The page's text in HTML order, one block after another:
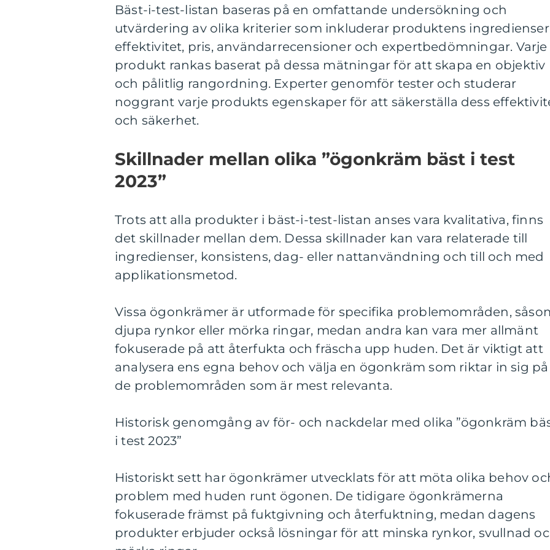
Bäst-i-test-listan baseras på en omfattande undersökning och
utvärdering av olika kriterier som inkluderar produktens
effektivitet, pris, användarrecensioner och expertbedömningar. Varje
produkt rankas baserat på dessa mätningar för att skapa en objektiv
och pålitlig rangordning. Experter genomför tester och studerar
noggrant varje produkts egenskaper för att säkerställa dess
och säkerhet.
Skillnader mellan olika ”ögonkräm bäst i test
2023”
Trots att alla produkter i bäst-i-test-listan anses vara kvalitativa, finns
det skillnader mellan dem. Dessa skillnader kan vara relaterade till
ingredienser, konsistens, dag- eller nattanvändning och till och med
applikationsmetod.
Vissa ögonkrämer är utformade för specifika problemområden,
djupa rynkor eller mörka ringar, medan andra kan vara mer allmänt
fokuserade på att återfukta och fräscha upp huden. Det är viktigt att
analysera ens egna behov och välja en ögonkräm som riktar in sig på
de problemområden som är mest relevanta.
Historisk genomgång av för- och nackdelar med olika ”ögonkräm
i test 2023”
Historiskt sett har ögonkrämer utvecklats för att möta olika behov
problem med huden runt ögonen. De tidigare ögonkrämerna
fokuserade främst på fuktgivning och återfuktning, medan dagens
produkter erbjuder också lösningar för att minska rynkor, svullnad